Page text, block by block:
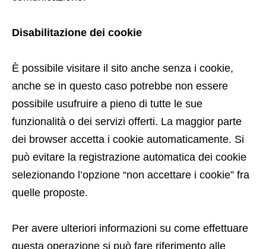
Disabilitazione dei cookie
È possibile visitare il sito anche senza i cookie,
anche se in questo caso potrebbe non essere
possibile usufruire a pieno di tutte le sue
funzionalità o dei servizi offerti. La maggior parte
dei browser accetta i cookie automaticamente. Si
può evitare la registrazione automatica dei cookie
selezionando l’opzione “non accettare i cookie” fra
quelle proposte.
Per avere ulteriori informazioni su come effettuare
questa operazione si può fare riferimento alle